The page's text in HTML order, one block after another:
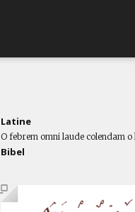
Latine
O febrem omni laude colendam
Bibel